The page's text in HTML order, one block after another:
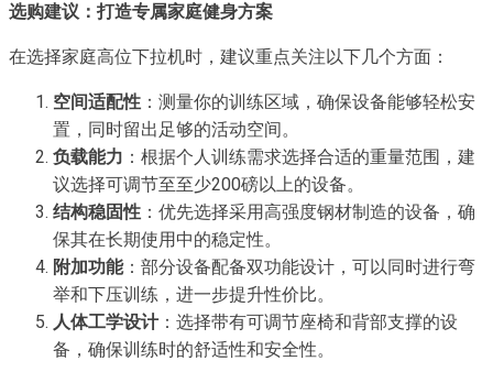
选购建议：打造专属家庭健身方案
在选择家庭高位下拉机时，建议重点关注以下几个方面：
空间适配性 ：测量你的训练区域，确保设备能够轻松安
置，同时留出足够的活动空间。
负载能力 ：根据个人训练需求选择合适的重量范围，建
议选择可调节至至少200磅以上的设备。
结构稳固性 ：优先选择采用高强度钢材制造的设备，确
保其在长期使用中的稳定性。
附加功能：部分设备配备双功能设计，可以同时进行弯
举和下压训练，进一步提升性价比。
人体工学设计：选择带有可调节座椅和背部支撑的设
备，确保训练时的舒适性和安全性。